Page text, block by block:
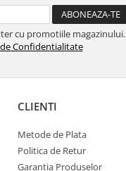
cu promotiile magazinului.
Confidentialitate
CLIENTI
Metode de Plata
Politica de Retur
Garantia Produselor